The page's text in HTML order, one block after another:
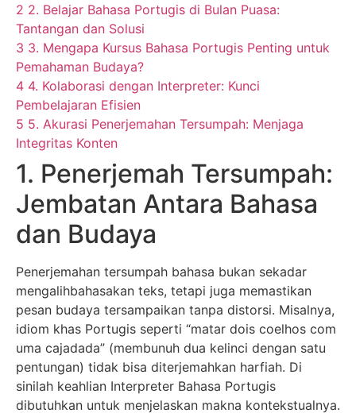
2 2. Belajar Bahasa Portugis di Bulan Puasa:
Tantangan dan Solusi
3 3. Mengapa Kursus Bahasa Portugis Penting untuk
Pemahaman Budaya?
4 4. Kolaborasi dengan Interpreter: Kunci
Pembelajaran Efisien
5 5. Akurasi Penerjemahan Tersumpah: Menjaga
Integritas Konten
1. Penerjemah Tersumpah:
Jembatan Antara Bahasa
dan Budaya
Penerjemahan tersumpah bahasa bukan sekadar
mengalihbahasakan teks, tetapi juga memastikan
pesan budaya tersampaikan tanpa distorsi. Misalnya,
idiom khas Portugis seperti “matar dois coelhos com
uma cajadada” (membunuh dua kelinci dengan satu
pentungan) tidak bisa diterjemahkan harfiah. Di
sinilah keahlian Interpreter Bahasa Portugis
dibutuhkan untuk menjelaskan makna kontekstualnya.